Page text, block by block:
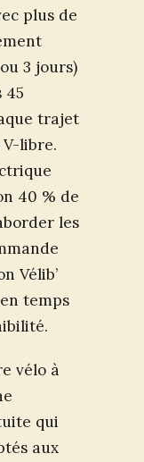
plus de
3 jours)
45
trajet
V-libre.
40 % de
les
Vélib’
temps
vélo à
qui
aux